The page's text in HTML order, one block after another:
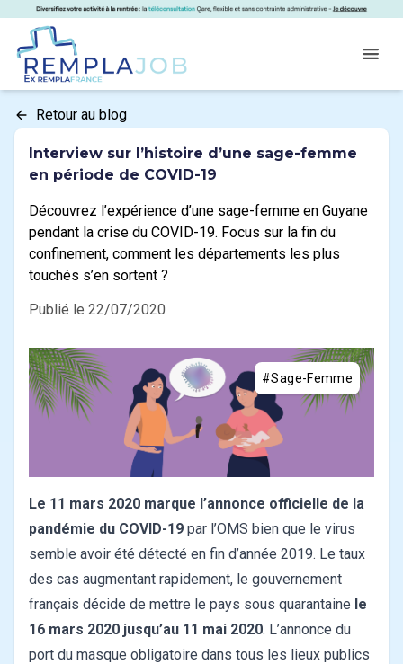
RemplaJob
Retour au blog
Interview sur l’histoire d’une sage-femme
en période de COVID-19
Découvrez l’expérience d’une sage-femme en Guyane
pendant la crise du COVID-19. Focus sur la fin du
confinement, comment les départements les plus
touchés s’en sortent ?
Publié le 22/07/2020
#Sage-Femme
Le 11 mars 2020 marque l’annonce officielle de la
pandémie du COVID-19 par l’OMS bien que le virus
semble avoir été détecté en fin d’année 2019. Le taux
des cas augmentant rapidement, le gouvernement
français décide de mettre le pays sous quarantaine le
16 mars 2020 jusqu’au 11 mai 2020. L’annonce du
port du masque obligatoire dans tous les lieux publics
Panneau de gestion des cookies